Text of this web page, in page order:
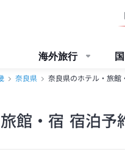
海外旅行
奈良県 奈良県のホテル・旅館
館・宿 宿泊予